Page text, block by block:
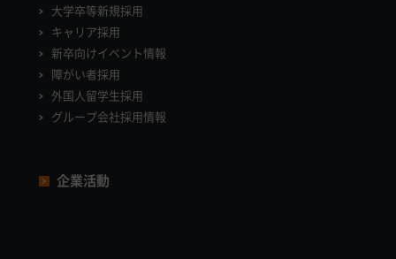
大学卒等新規採用
キャリア採用
新卒向けイベント情報
障がい者採用
外国人留学生採用
グループ会社採用情報
企業活動